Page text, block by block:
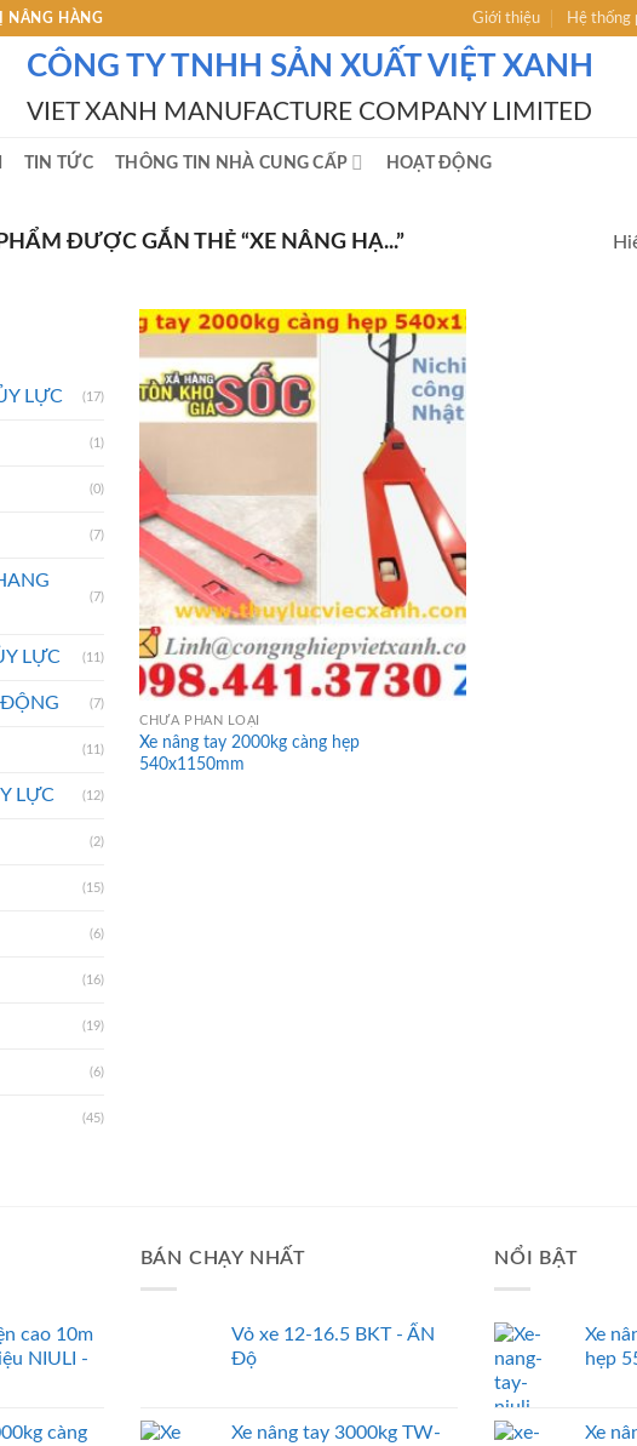
NÂNG HÀNG Giới thiệu Hệ thống
CÔNG TY TNHH SẢN XUẤT VIỆT XANH
VIET XANH MANUFACTURE COMPANY LIMITED
TIN TỨC THÔNG TIN NHÀ CUNG CẤP HOẠT ĐỘNG
ĐƯỢC GẮN THẺ “XE NÂNG HẠ...”
LỰC (17)
(1)
(0)
(7)
(7)
LỰC (11)
(7)
(11)
LỰC (12)
(2)
(15)
(6)
(16)
(19)
(6)
(45)
CHƯA PHÂN LOẠI
Xe nâng tay 2000kg càng hẹp
540x1150mm
cao 10m
NIULI -
càng
BÁN CHẠY NHẤT
Vỏ xe 12-16.5 BKT - ẤN
Độ
Xe nâng tay 3000kg TW-
NỔI BẬT
Xe
hẹp
Xe